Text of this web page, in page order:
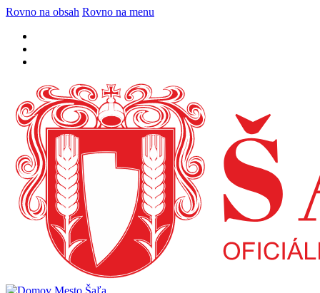
Rovno na obsah Rovno na menu